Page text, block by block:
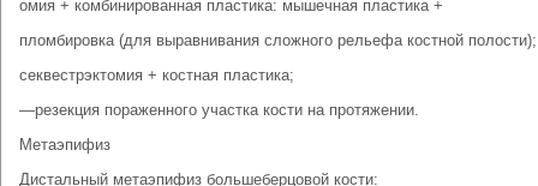
омия + комбинированная пластика: мышечная пластика +
пломбировка (для выравнивания сложного рельефа костной полости);
секвестрэктомия + костная пластика;
—резекция пораженного участка кости на протяжении.
Метаэпифиз
Дистальный метаэпифиз большеберцовой кости: